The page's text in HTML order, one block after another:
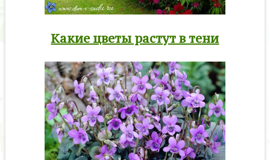
Какие цветы растут в тени